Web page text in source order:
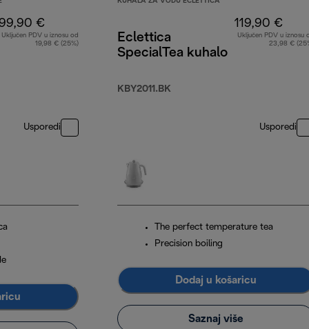
€
Uključen PDV u iznosu od
19,98 € (25%)
Usporedi
Eclettica
SpecialTea kuhalo
KBY2011.BK
119,90 €
Uključen PDV u iznosu
23,98 €
Usporedi
The perfect temperature tea
Precision boiling
Dodaj u košaricu
Saznaj više